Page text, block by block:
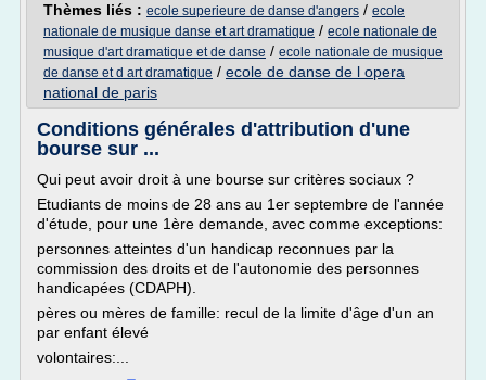
Thèmes liés : ecole superieure de danse d'angers / ecole
nationale de musique danse et art dramatique / ecole nationale de
musique d'art dramatique et de danse / ecole nationale de musique
de danse et d art dramatique / ecole de danse de l opera
national de paris
Conditions générales d'attribution d'une
bourse sur ...
Qui peut avoir droit à une bourse sur critères sociaux ?
Etudiants de moins de 28 ans au 1er septembre de l'année
d'étude, pour une 1ère demande, avec comme exceptions:
personnes atteintes d'un handicap reconnues par la
commission des droits et de l'autonomie des personnes
handicapées (CDAPH).
pères ou mères de famille: recul de la limite d'âge d'un an
par enfant élevé
volontaires:...